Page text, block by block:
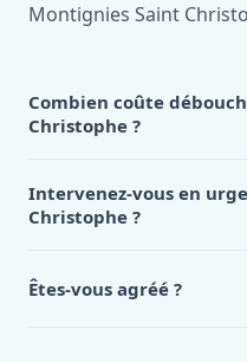
Montignies Saint
Combien coûte
Christophe ?
Montignies Saint
Intervenez-vous en
Christophe ?
Êtes-vous agréé ?